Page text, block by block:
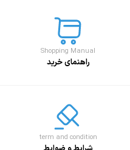
Shopping Manual
راهنمای خرید
term and condition